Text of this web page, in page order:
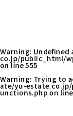
Warning: Undefined
co.jp/public_html/
on line555
Warning: Trying to
ate/yu-
unctions.php on line